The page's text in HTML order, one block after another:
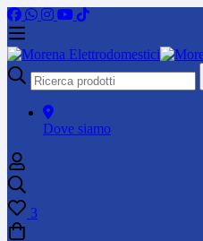
Ricerca
per:
Dove siamo
3